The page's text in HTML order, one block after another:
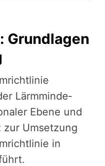
Grundlagen
Lärmmin­de­
Ebene und
zur Umsetzung
in